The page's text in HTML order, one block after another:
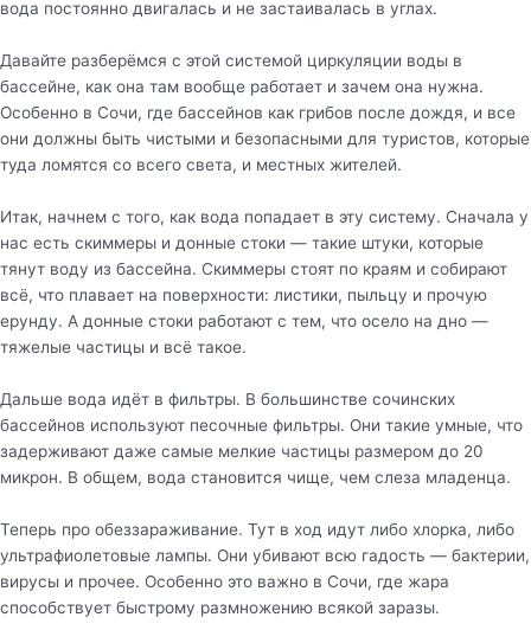
вода постоянно двигалась и не застаивалась в углах.
Давайте разберёмся с этой системой циркуляции воды в
бассейне, как она там вообще работает и зачем она нужна.
Особенно в Сочи, где бассейнов как грибов после дождя, и все
они должны быть чистыми и безопасными для туристов, которые
туда ломятся со всего света, и местных жителей.
Итак, начнем с того, как вода попадает в эту систему. Сначала у
нас есть скиммеры и донные стоки — такие штуки, которые
тянут воду из бассейна. Скиммеры стоят по краям и собирают
всё, что плавает на поверхности: листики, пыльцу и прочую
ерунду. А донные стоки работают с тем, что осело на дно —
тяжелые частицы и всё такое.
Дальше вода идёт в фильтры. В большинстве сочинских
бассейнов используют песочные фильтры. Они такие умные, что
задерживают даже самые мелкие частицы размером до 20
микрон. В общем, вода становится чище, чем слеза младенца.
Теперь про обеззараживание. Тут в ход идут либо хлорка, либо
ультрафиолетовые лампы. Они убивают всю гадость — бактерии,
вирусы и прочее. Особенно это важно в Сочи, где жара
способствует быстрому размножению всякой заразы.